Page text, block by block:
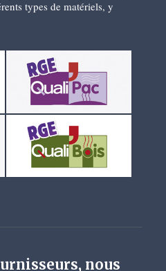
types de matériels, y
nous